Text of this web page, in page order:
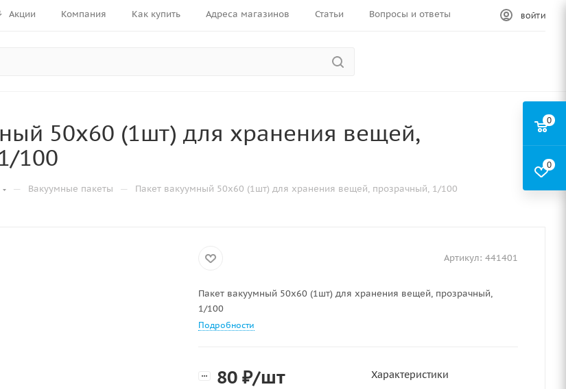
Акции Компания Как купить Адреса магазинов Статьи Вопросы и ответы ВОЙТИ
50х60 (1шт) для хранения вещей,
100
— Вакуумные пакеты — Пакет вакуумный 50х60 (1шт) для хранения вещей, прозрачный, 1/100
Артикул: 441401
Пакет вакуумный 50х60 (1шт) для хранения вещей, прозрачный,
1/100
Подробности
80₽/шт Характеристики
0
0